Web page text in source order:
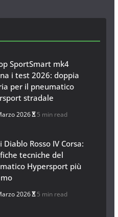
SportSmart mk4
i test 2026: doppia
per il pneumatico
stradale
2026 5 min read
Diablo Rosso IV Corsa:
tecniche del
Hypersport più
2026 5 min read